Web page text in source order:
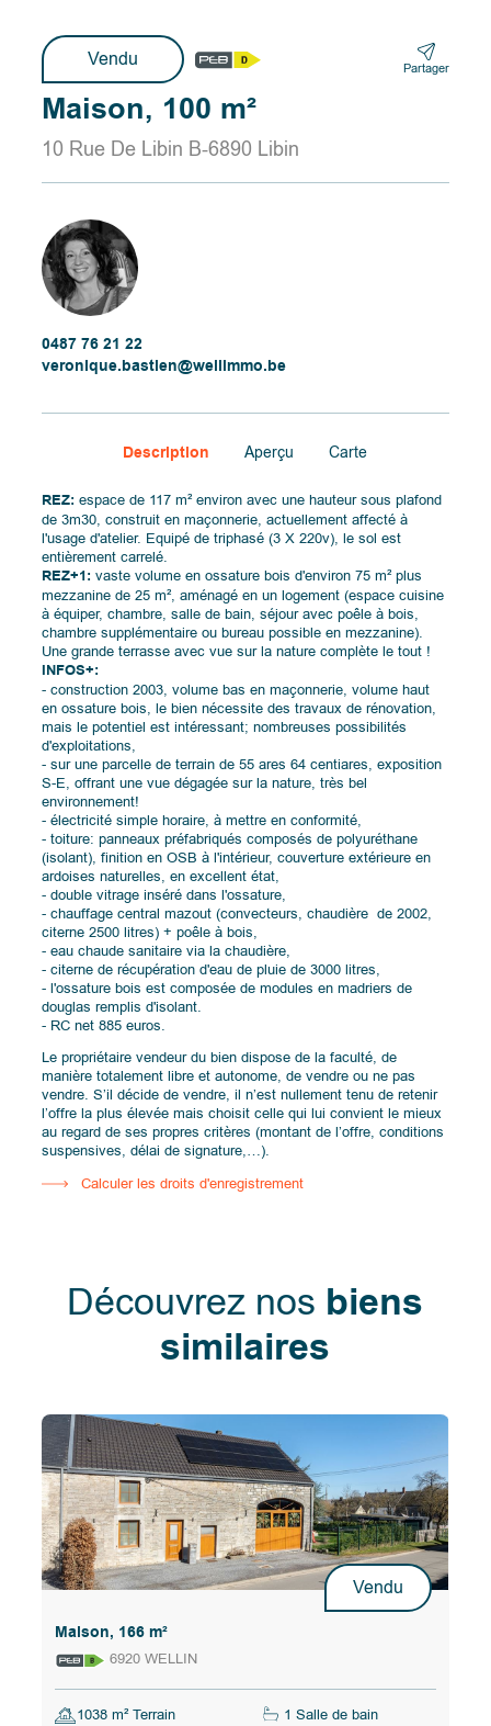
Vendu Partager
Maison, 100 m²
10 Rue De Libin B-6890 Libin
0487 76 21 22
veronique.bastien@wellimmo.be
Description Aperçu Carte
REZ: espace de 117 m² environ avec une hauteur sous plafond
de 3m30, construit en maçonnerie, actuellement affecté à
l'usage d'atelier. Equipé de triphasé (3 X 220v), le sol est
entièrement carrelé.
REZ+1: vaste volume en ossature bois d'environ 75 m² plus
mezzanine de 25 m², aménagé en un logement (espace cuisine
à équiper, chambre, salle de bain, séjour avec poêle à bois,
chambre supplémentaire ou bureau possible en mezzanine).
Une grande terrasse avec vue sur la nature complète le tout !
INFOS+:
- construction 2003, volume bas en maçonnerie, volume haut
en ossature bois, le bien nécessite des travaux de rénovation,
mais le potentiel est intéressant; nombreuses possibilités
d'exploitations,
- sur une parcelle de terrain de 55 ares 64 centiares, exposition
S-E, offrant une vue dégagée sur la nature, très bel
environnement!
- électricité simple horaire, à mettre en conformité,
- toiture: panneaux préfabriqués composés de polyuréthane
(isolant), finition en OSB à l'intérieur, couverture extérieure en
ardoises naturelles, en excellent état,
- double vitrage inséré dans l'ossature,
- chauffage central mazout (convecteurs, chaudière de 2002,
citerne 2500 litres) + poêle à bois,
- eau chaude sanitaire via la chaudière,
- citerne de récupération d'eau de pluie de 3000 litres,
- l'ossature bois est composée de modules en madriers de
douglas remplis d'isolant.
- RC net 885 euros.
Le propriétaire vendeur du bien dispose de la faculté, de
manière totalement libre et autonome, de vendre ou ne pas
vendre. S’il décide de vendre, il n’est nullement tenu de retenir
l’offre la plus élevée mais choisit celle qui lui convient le mieux
au regard de ses propres critères (montant de l’offre, conditions
suspensives, délai de signature,…).
Calculer les droits d'enregistrement
Découvrez nos biens
similaires
Vendu
Maison, 166 m²
6920 WELLIN
1038 m² Terrain
1 Salle de bain